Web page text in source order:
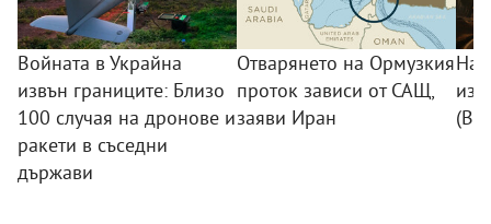
Войната в Украйна
извън границите: Близо
100 случая на дронове и
ракети в съседни
държави
Отварянето на Ормузкия
проток зависи от САЩ,
заяви Иран